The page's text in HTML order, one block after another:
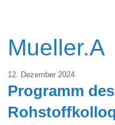
Mueller.A
12. Dezember 2024
Programm